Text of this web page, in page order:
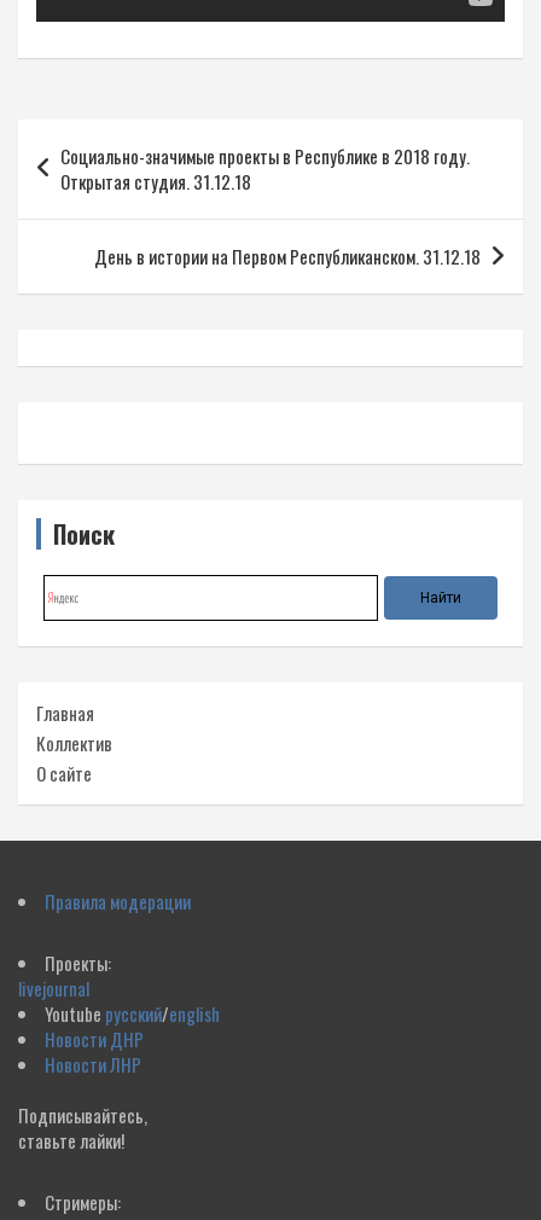
по
записям
Социально-значимые проекты в Республике в 2018 году.
Открытая студия. 31.12.18
День в истории на Первом Республиканском. 31.12.18
Поиск
Главная
Коллектив
О сайте
Правила модерации
Проекты:
livejournal
Youtube русский/english
Новости ДНР
Новости ЛНР
Подписывайтесь,
ставьте лайки!
Стримеры: